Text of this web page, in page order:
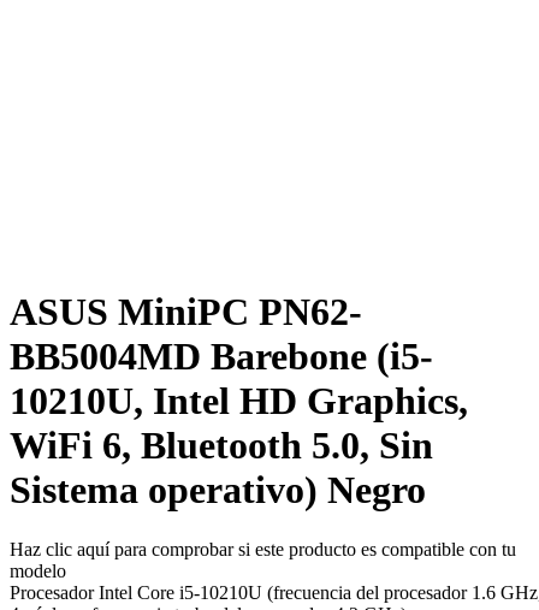
ASUS MiniPC PN62-
BB5004MD Barebone (i5-
10210U, Intel HD Graphics,
WiFi 6, Bluetooth 5.0, Sin
Sistema operativo) Negro
Haz clic aquí para comprobar si este producto es compatible con tu
modelo
Procesador Intel Core i5-10210U (frecuencia del procesador 1.6